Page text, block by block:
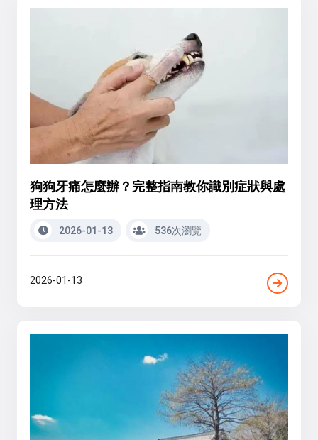
狗狗牙痛怎麼辦？完整指南教你識別症狀與處
理方法
2026-01-13 536次瀏覽
2026-01-13